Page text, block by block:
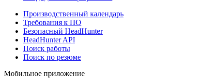
Производственный календарь
Требования к ПО
Безопасный HeadHunter
HeadHunter API
Поиск работы
Поиск по резюме
Мобильное приложение